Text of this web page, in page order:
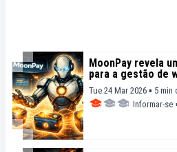
MoonPay revela
para a gestão de
agentes IA
Tue 24 Mar 2026 ▪ 5 min
Informar-se